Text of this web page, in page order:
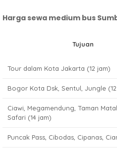
Harga sewa medium bus
Tujuan
Tour dalam Kota Jakarta (12 jam)
Bogor Kota Dsk, Sentul, Jungle
Ciawi, Megamendung, Taman
Safari (14 jam)
Puncak Pass, Cibodas, Cipanas,